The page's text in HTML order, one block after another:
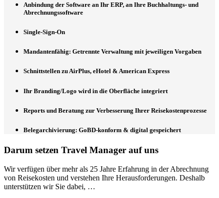
Anbindung der Software an Ihr ERP, an Ihre Buchhaltungs- und
Abrechnungssoftware
Single-Sign-On
Mandantenfähig: Getrennte Verwaltung mit jeweiligen Vorgaben
Schnittstellen zu AirPlus, eHotel & American Express
Ihr Branding/Logo wird in die Oberfläche integriert
Reports und Beratung zur Verbesserung Ihrer Reisekostenprozesse
Belegarchivierung: GoBD-konform & digital gespeichert
Darum setzen Travel Manager auf uns
Wir verfügen über mehr als 25 Jahre Erfahrung in der Abrechnung
von Reisekosten und verstehen Ihre Herausforderungen. Deshalb
unterstützen wir Sie dabei, …